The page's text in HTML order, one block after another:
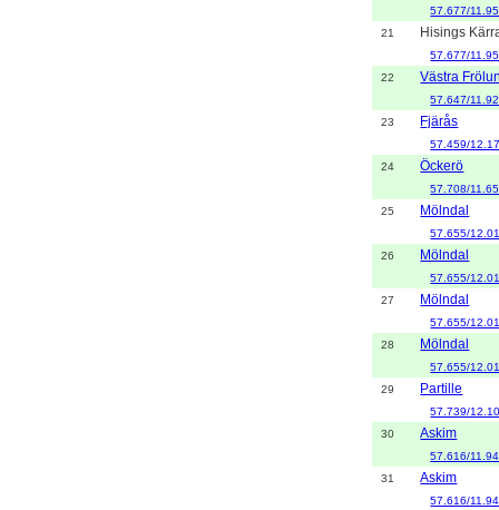
57.677/
21
Hisings
57.677/
22
Västra
57.647/
23
Fjärås
57.459/
24
Öckerö
57.708/
25
Mölndal
57.655/
26
Mölndal
57.655/
27
Mölndal
57.655/
28
Mölndal
57.655/
29
Partille
57.739/
30
Askim
57.616/
31
Askim
57.616/